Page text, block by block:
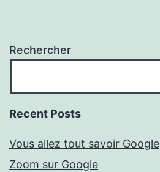
Rechercher
Recent Posts
Vous allez tout savoir Google
Zoom sur Google